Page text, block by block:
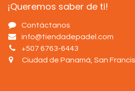
¡Queremos saber de ti!
Contáctanos
info@tiendadepadel.com
+507 6763-6443
Ciudad de Panamá, San